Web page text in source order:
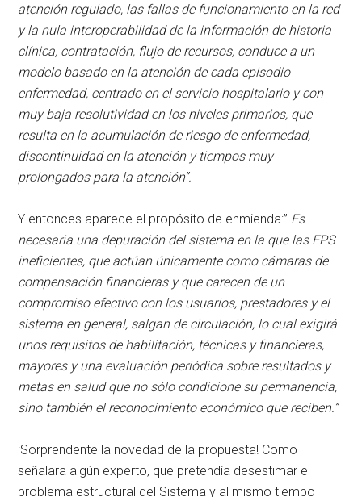
atención regulado, las fallas de funcionamiento en la red
y la nula interoperabilidad de la información de historia
clínica, contratación, flujo de recursos, conduce a un
modelo basado en la atención de cada episodio
enfermedad, centrado en el servicio hospitalario y con
muy baja resolutividad en los niveles primarios, que
resulta en la acumulación de riesgo de enfermedad,
discontinuidad en la atención y tiempos muy
prolongados para la atención”.
Y entonces aparece el propósito de enmienda:” Es
necesaria una depuración del sistema en la que las EPS
ineficientes, que actúan únicamente como cámaras de
compensación financieras y que carecen de un
compromiso efectivo con los usuarios, prestadores y el
sistema en general, salgan de circulación, lo cual exigirá
unos requisitos de habilitación, técnicas y financieras,
mayores y una evaluación periódica sobre resultados y
metas en salud que no sólo condicione su permanencia,
sino también el reconocimiento económico que reciben.”
¡Sorprendente la novedad de la propuesta! Como
señalara algún experto, que pretendía desestimar el
problema estructural del Sistema y al mismo tiempo